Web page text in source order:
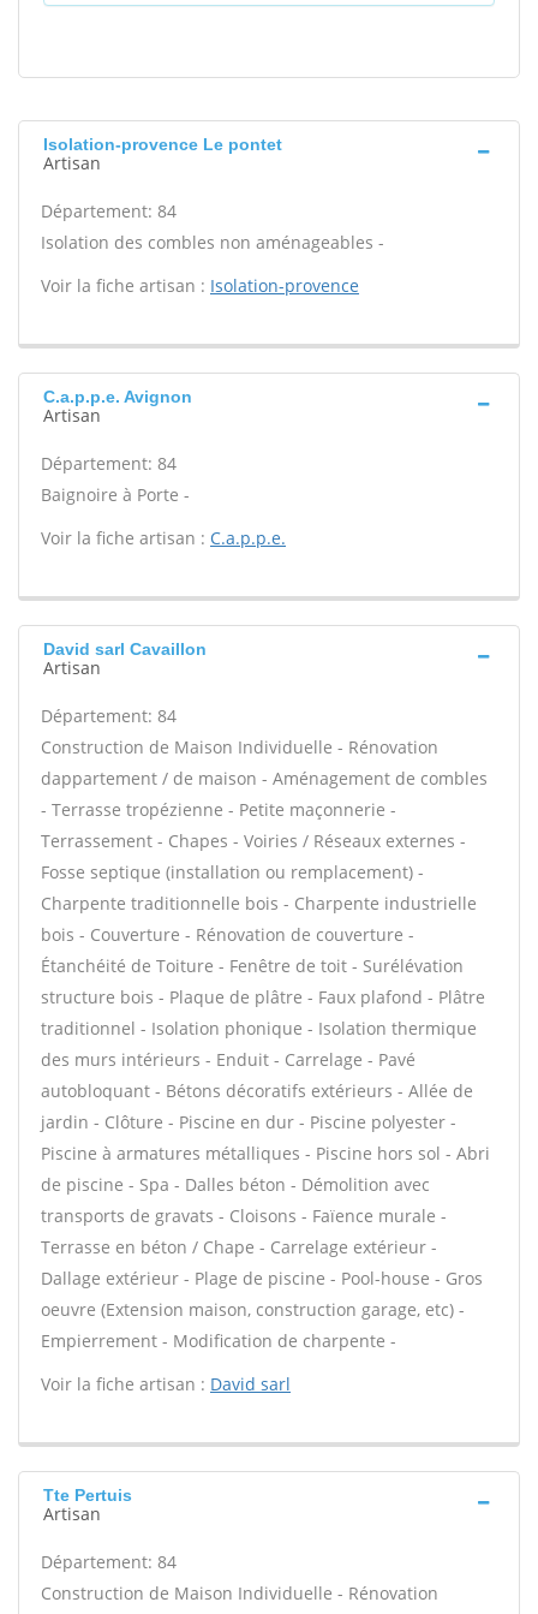
Isolation-provence Le pontet
Artisan
Département: 84
Isolation des combles non aménageables -
Voir la fiche artisan : Isolation-provence
C.a.p.p.e. Avignon
Artisan
Département: 84
Baignoire à Porte -
Voir la fiche artisan : C.a.p.p.e.
David sarl Cavaillon
Artisan
Département: 84
Construction de Maison Individuelle - Rénovation
dappartement / de maison - Aménagement de combles
- Terrasse tropézienne - Petite maçonnerie -
Terrassement - Chapes - Voiries / Réseaux externes -
Fosse septique (installation ou remplacement) -
Charpente traditionnelle bois - Charpente industrielle
bois - Couverture - Rénovation de couverture -
Étanchéité de Toiture - Fenêtre de toit - Surélévation
structure bois - Plaque de plâtre - Faux plafond - Plâtre
traditionnel - Isolation phonique - Isolation thermique
des murs intérieurs - Enduit - Carrelage - Pavé
autobloquant - Bétons décoratifs extérieurs - Allée de
jardin - Clôture - Piscine en dur - Piscine polyester -
Piscine à armatures métalliques - Piscine hors sol - Abri
de piscine - Spa - Dalles béton - Démolition avec
transports de gravats - Cloisons - Faïence murale -
Terrasse en béton / Chape - Carrelage extérieur -
Dallage extérieur - Plage de piscine - Pool-house - Gros
oeuvre (Extension maison, construction garage, etc) -
Empierrement - Modification de charpente -
Voir la fiche artisan : David sarl
Tte Pertuis
Artisan
Département: 84
Construction de Maison Individuelle - Rénovation